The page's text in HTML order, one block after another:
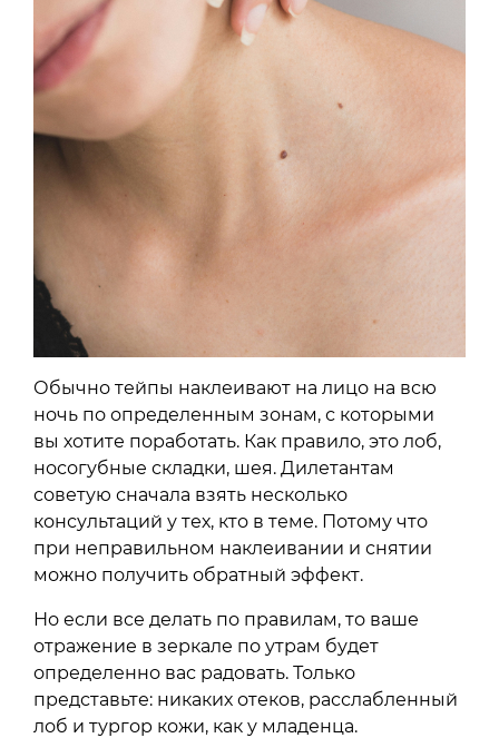
Обычно тейпы наклеивают на лицо на всю
ночь по определенным зонам, с которыми
вы хотите поработать. Как правило, это лоб,
носогубные складки, шея. Дилетантам
советую сначала взять несколько
консультаций у тех, кто в теме. Потому что
при неправильном наклеивании и снятии
можно получить обратный эффект.
Но если все делать по правилам, то ваше
отражение в зеркале по утрам будет
определенно вас радовать. Только
представьте: никаких отеков, расслабленный
лоб и тургор кожи, как у младенца.